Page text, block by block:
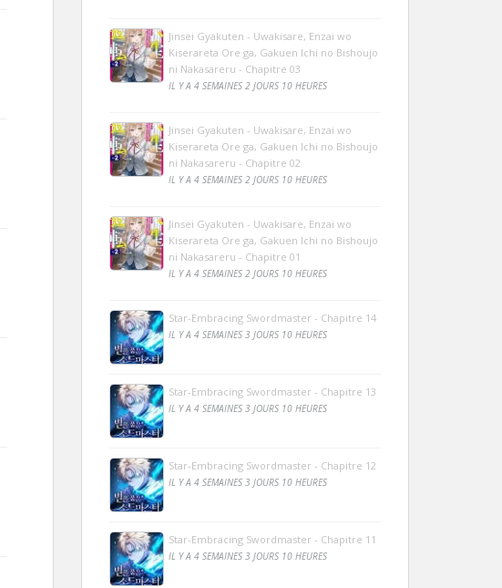
Jinsei Gyakuten - Uwakisare, Enzai wo
Kiserareta Ore ga, Gakuen Ichi no Bishoujo
ni Nakasareru - Chapitre 03
IL Y A 4 SEMAINES 2 JOURS 10 HEURES
Jinsei Gyakuten - Uwakisare, Enzai wo
Kiserareta Ore ga, Gakuen Ichi no Bishoujo
ni Nakasareru - Chapitre 02
IL Y A 4 SEMAINES 2 JOURS 10 HEURES
Jinsei Gyakuten - Uwakisare, Enzai wo
Kiserareta Ore ga, Gakuen Ichi no Bishoujo
ni Nakasareru - Chapitre 01
IL Y A 4 SEMAINES 2 JOURS 10 HEURES
Star-Embracing Swordmaster - Chapitre 14
IL Y A 4 SEMAINES 3 JOURS 10 HEURES
Star-Embracing Swordmaster - Chapitre 13
IL Y A 4 SEMAINES 3 JOURS 10 HEURES
Star-Embracing Swordmaster - Chapitre 12
IL Y A 4 SEMAINES 3 JOURS 10 HEURES
Star-Embracing Swordmaster - Chapitre 11
IL Y A 4 SEMAINES 3 JOURS 10 HEURES